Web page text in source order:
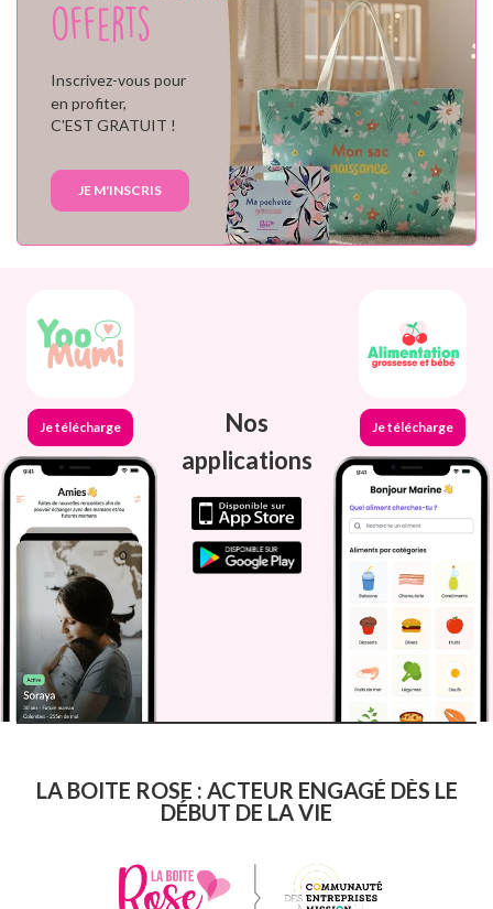
offerts
Inscrivez-vous pour
en profiter,
C'EST GRATUIT !
JE M'INSCRIS
Je télécharge
Nos
applications
Je télécharge
LA BOITE ROSE : ACTEUR ENGAGÉ DÈS LE
DÉBUT DE LA VIE